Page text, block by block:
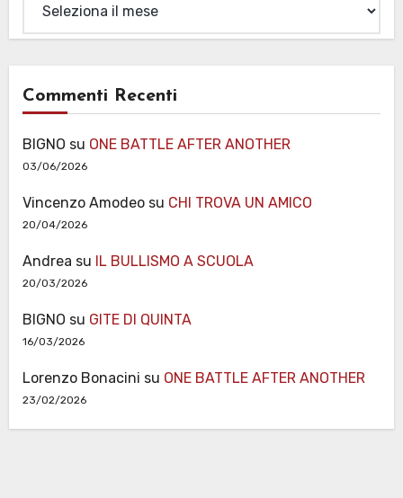
Commenti Recenti
BIGNO su ONE BATTLE AFTER ANOTHER
03/06/2026
Vincenzo Amodeosu CHI TROVA UN AMICO
20/04/2026
Andrea su IL BULLISMO A SCUOLA
20/03/2026
BIGNO su GITE DI QUINTA
16/03/2026
Lorenzo Bonacini su ONE BATTLE AFTER ANOTHER
23/02/2026